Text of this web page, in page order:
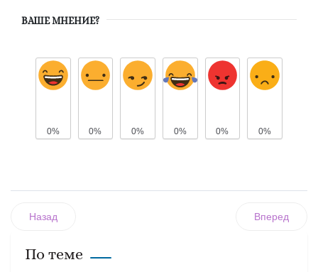
ВАШЕ МНЕНИЕ?
0% 0% 0% 0% 0% 0%
Назад Вперед
По теме